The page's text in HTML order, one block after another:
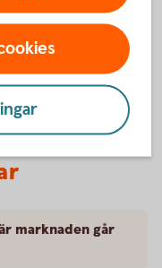
marknaden går